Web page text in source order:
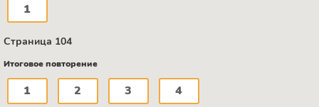
1
Страница 104
Итоговое повторение
1 2 3 4